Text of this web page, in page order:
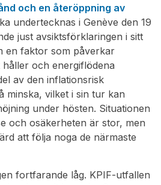
och en återöppning av
undertecknas i Genève den 19
just avsiktsförklaringen i sitt
en faktor som påverkar
och energiflödena
av den inflationsrisk
minska, vilket i sin tur kan
under hösten. Situationen
och osäkerheten är stor, men
att följa noga de närmaste
fortfarande låg. KPIF-utfallen